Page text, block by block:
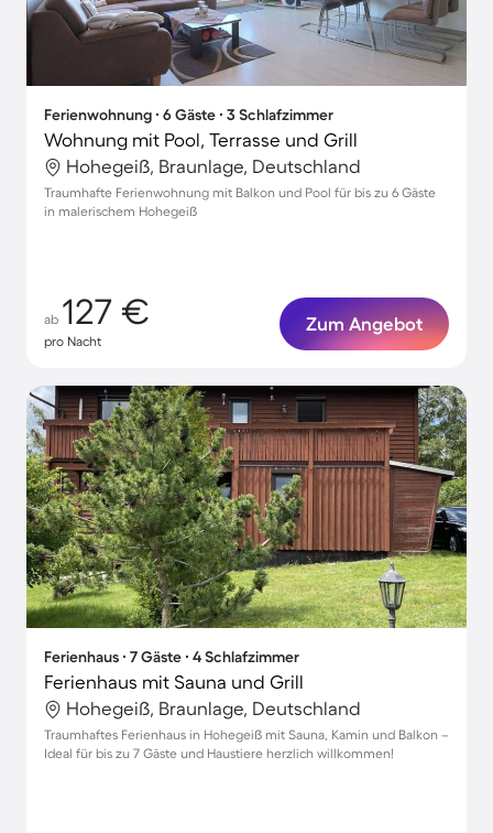
Ferienwohnung ∙ 6 Gäste ∙ 3 Schlafzimmer
Wohnung mit Pool, Terrasse und Grill
Hohegeiß, Braunlage, Deutschland
Traumhafte Ferienwohnung mit Balkon und Pool für bis zu 6 Gäste
in malerischem Hohegeiß
ab 127 €
pro Nacht
Zum Angebot
Ferienhaus ∙ 7 Gäste ∙ 4 Schlafzimmer
Ferienhaus mit Sauna und Grill
Hohegeiß, Braunlage, Deutschland
Traumhaftes Ferienhaus in Hohegeiß mit Sauna, Kamin und Balkon –
Ideal für bis zu 7 Gäste und Haustiere herzlich willkommen!